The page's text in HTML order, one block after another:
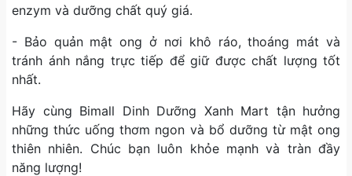
enzym và dưỡng chất quý giá.
- Bảo quản mật ong ở nơi khô ráo, thoáng mát và
tránh ánh nắng trực tiếp để giữ được chất lượng tốt
nhất.
Hãy cùng Bimall Dinh Dưỡng Xanh Mart tận hưởng
những thức uống thơm ngon và bổ dưỡng từ mật ong
thiên nhiên. Chúc bạn luôn khỏe mạnh và tràn đầy
năng lượng!